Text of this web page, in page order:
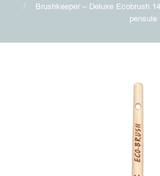
Brushkeeper – Deluxe Ecobrush
pensule